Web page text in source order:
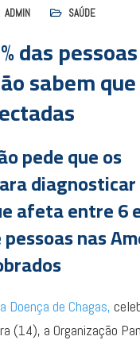
ADMIN SAÚDE
das
sabem que
pede que os
afeta entre 6
nas
Doença de Chagas,
(14), a Organização